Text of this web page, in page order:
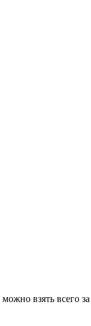
взять всего